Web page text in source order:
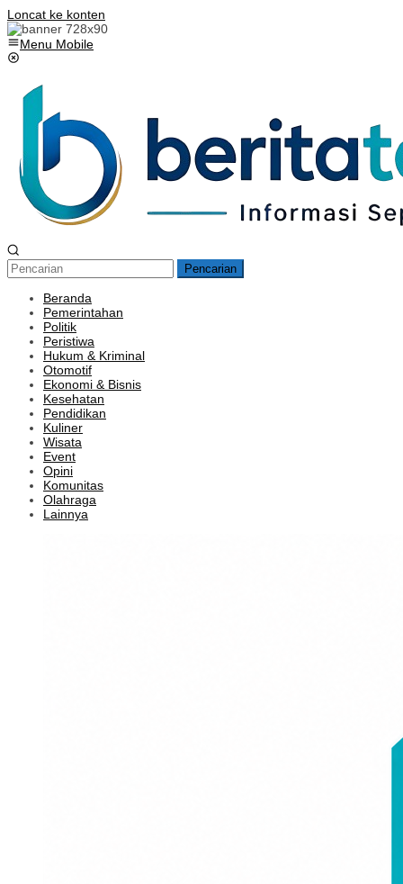
Loncat ke konten
Menu Mobile
Pencarian
Beranda
Pemerintahan
Politik
Peristiwa
Hukum & Kriminal
Otomotif
Ekonomi & Bisnis
Kesehatan
Pendidikan
Kuliner
Wisata
Event
Opini
Komunitas
Olahraga
Lainnya